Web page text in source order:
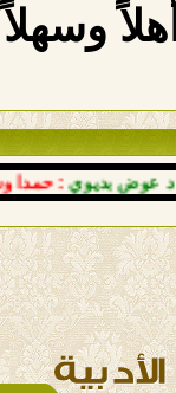
بديوي : حمدا وشكرا